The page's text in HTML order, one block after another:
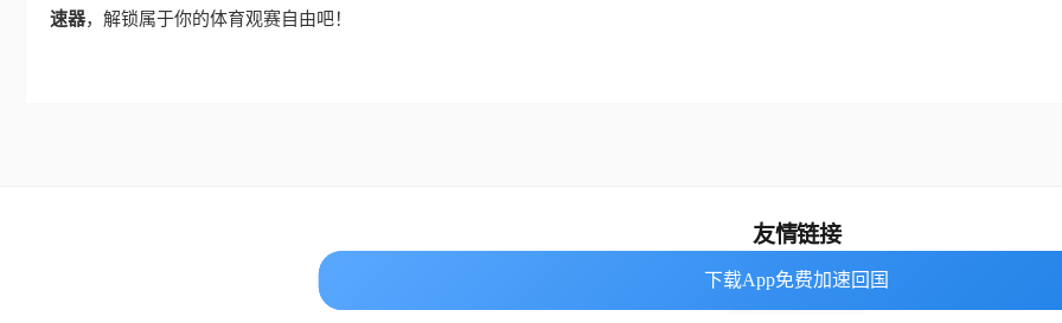
速器，解锁属于你的体育观赛自由吧！
下载App免费加速回国
下载App免费加速回国
友情链接
番茄加速器